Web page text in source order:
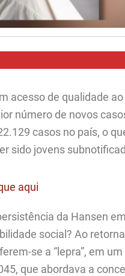
acesso de qualidade
número de novos
casos no país, o
sido jovens
da Hansen
social? Ao
se a “lepra”, em
que abordava a